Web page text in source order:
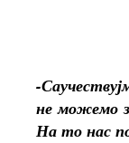
-
не можемо
На то нас